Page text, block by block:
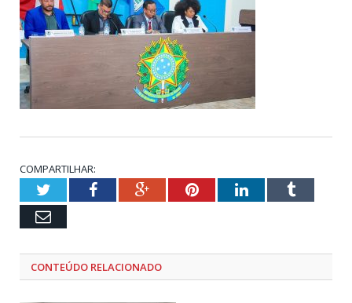
COMPARTILHAR:
TwitterFacebookGoogle+PinterestLinkedInTumblr
Email
CONTEÚDO RELACIONADO